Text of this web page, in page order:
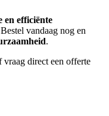
en efficiënte
vandaag nog en
.
direct een offerte